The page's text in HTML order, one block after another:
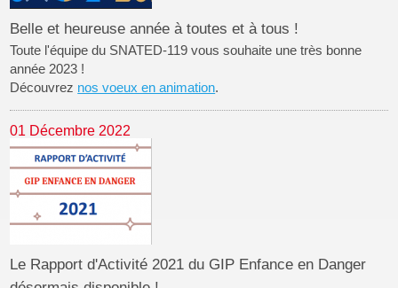
Belle et heureuse année à toutes et à tous !
Toute l'équipe du SNATED-119 vous souhaite une très bonne
année 2023 !
Découvrez nos voeux en animation.
01 Décembre 2022
Le Rapport d'Activité 2021 du GIP Enfance en Danger